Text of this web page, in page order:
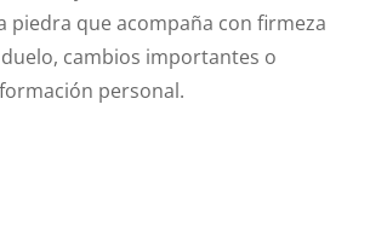
piedra que acompaña con firmeza
cambios importantes o
personal.